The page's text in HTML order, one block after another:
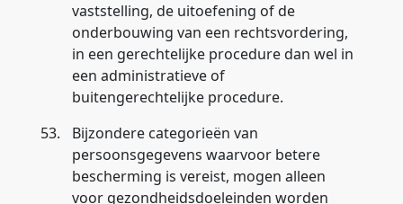
vaststelling, de uitoefening of de
onderbouwing van een rechtsvordering,
in een gerechtelijke procedure dan wel in
een administratieve of
buitengerechtelijke procedure.
53.
Bijzondere categorieën van
persoonsgegevens waarvoor betere
bescherming is vereist, mogen alleen
voor gezondheidsdoeleinden worden